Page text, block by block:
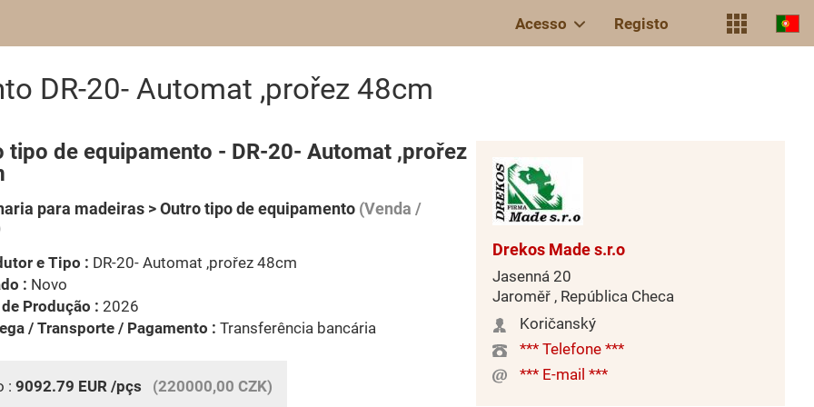
Acesso Registo
DR-20- Automat ,prořez 48cm
tipo de equipamento - DR-20- Automat ,prořez
para madeiras > Outro tipo de equipamento (Venda /
e Tipo : DR-20- Automat ,prořez 48cm
: Novo
Produção : 2026
/ Transporte / Pagamento : Transferência bancária
: 9092.79 EUR /pçs (220000,00 CZK)
Drekos Made s.r.o
Jasenná 20
Jaroměř , República Checa
Koričanský
*** Telefone ***
*** E-mail ***